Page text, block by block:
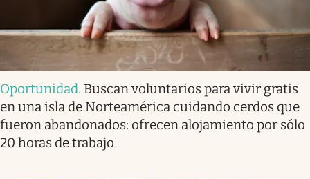
Oportunidad. Buscan voluntarios para vivir gratis
en una isla de Norteamérica cuidando cerdos que
fueron abandonados: ofrecen alojamiento por sólo
20 horas de trabajo